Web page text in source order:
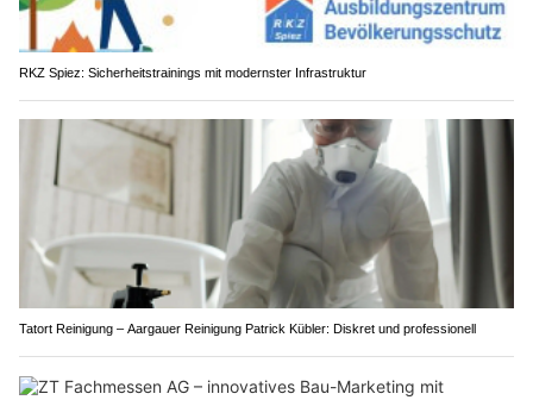
RKZ Spiez: Sicherheitstrainings mit modernster Infrastruktur
Tatort Reinigung – Aargauer Reinigung Patrick Kübler: Diskret und professionell